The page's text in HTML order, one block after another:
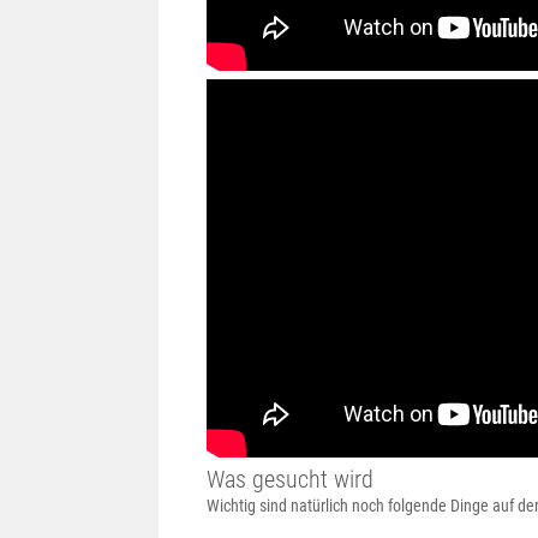
Was gesucht wird
Wichtig sind natürlich noch folgende Dinge auf